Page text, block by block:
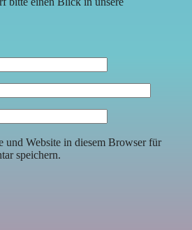
und Website in diesem Browser für
speichern.